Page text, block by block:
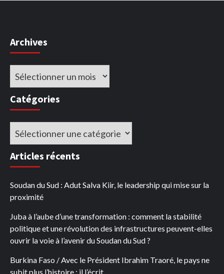
Archives
Archives
Catégories
Catégories
Articles récents
Soudan du Sud : Adut Salva Kiir, le leadership qui mise sur la
proximité
Juba à l’aube d’une transformation : comment la stabilité
politique et une révolution des infrastructures peuvent-elles
ouvrir la voie à l’avenir du Soudan du Sud ?
Burkina Faso / Avec le Président Ibrahim Traoré, le pays ne
subit plus l’histoire : il l’écrit